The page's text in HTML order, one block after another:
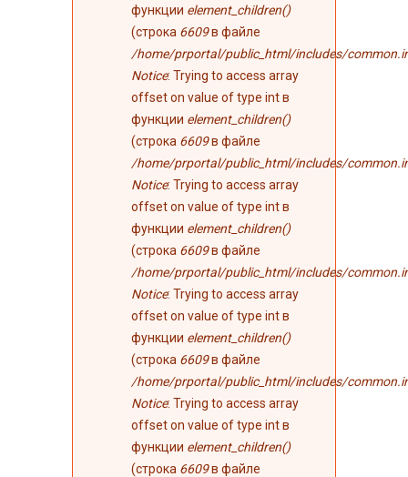
функции element_children()
(строка 6609в файле
/home/prportal/public_html/includes/
Notice: Trying to access array
offset on value of type int в
функции element_children()
(строка 6609в файле
/home/prportal/public_html/includes/
Notice: Trying to access array
offset on value of type int в
функции element_children()
(строка 6609в файле
/home/prportal/public_html/includes/
Notice: Trying to access array
offset on value of type int в
функции element_children()
(строка 6609в файле
/home/prportal/public_html/includes/
Notice: Trying to access array
offset on value of type int в
функции element_children()
(строка 6609в файле